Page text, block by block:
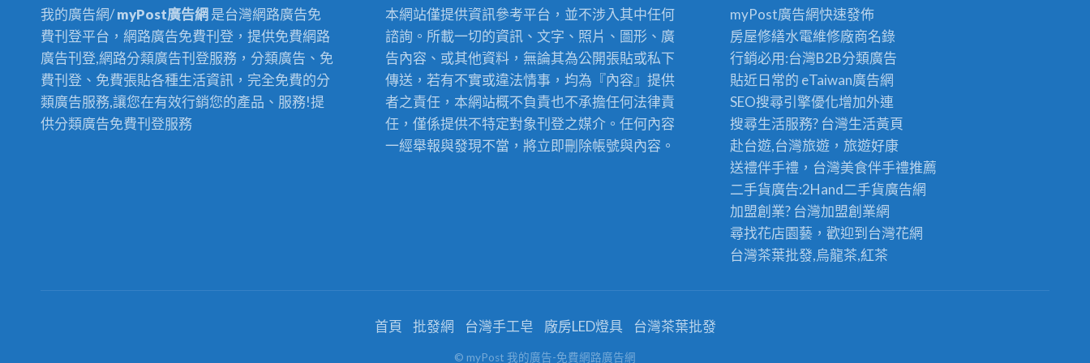
我的廣告網/myPost廣告網 是台灣網路廣告免
費刊登平台，網路廣告免費刊登，提供免費網路
廣告刊登,網路分類廣告刊登服務，分類廣告、免
費刊登、免費張貼各種生活資訊，完全免費的分
類廣告服務,讓您在有效行銷您的產品、服務!提
供分類廣告免費刊登服務
本網站僅提供資訊參考平台，並不涉入其中任何
諮詢。所載一切的資訊、文字、照片、圖形、廣
告內容、或其他資料，無論其為公開張貼或私下
傳送，若有不實或違法情事，均為『內容』提供
者之責任，本網站概不負責也不承擔任何法律責
任，僅係提供不特定對象刊登之媒介。任何內容
一經舉報與發現不當，將立即刪除帳號與內容。
myPost廣告網快速發佈
房屋修繕水電維修廠商名錄
行銷必用:台灣B2B分類廣告
貼近日常的 eTaiwan廣告網
SEO搜尋引擎優化增加外連
搜尋生活服務? 台灣生活黃頁
赴台遊,台灣旅遊 ，旅遊好康
送禮伴手禮，台灣美食伴手禮推薦
二手貨廣告:2Hand二手貨廣告網
加盟創業? 台灣加盟創業網
尋找花店園藝，歡迎到 台灣花網
台灣茶葉批發,烏龍茶,紅茶
首頁 批發網 台灣手工皂 廠房LED燈具 台灣茶葉批發
© myPost 我的廣告-免費網路廣告網